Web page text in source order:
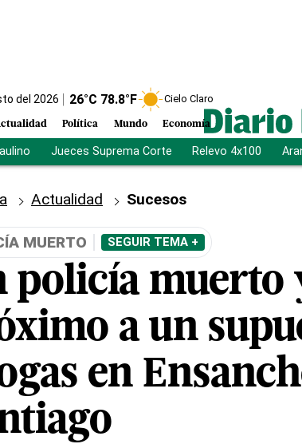
del 2026 26°C 78.8°F Cielo Claro
Política Mundo Economía
Jueces Suprema Corte Relevo 4x100
Actualidad Sucesos
MUERTO SEGUIR TEMA +
policía muerto
a un
en